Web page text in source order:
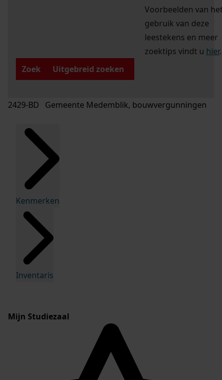
Voorbeelden van
gebruik van deze
leestekens en meer
zoektips vindt u hier.
Zoek
Uitgebreid zoeken
2429-BD Gemeente Medemblik, bouwvergunningen
Kenmerken
Inventaris
Mijn Studiezaal